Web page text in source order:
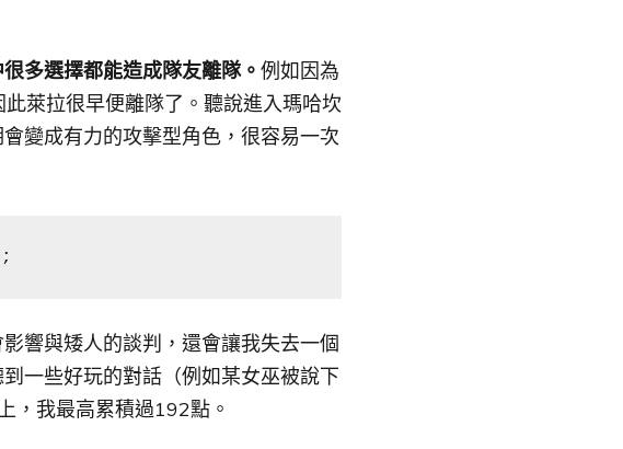
多選擇都能造成隊友離隊。 例如因為
萊拉很早便離隊了。聽說進入瑪哈坎
變成有力的攻擊型角色，很容易一次
響與矮人的談判，還會讓我失去一個
一些好玩的對話（例如某女巫被說下
，我最高累積過192點。